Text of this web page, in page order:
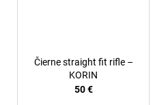
Čierne straight fit rifle –
KORIN
50 €